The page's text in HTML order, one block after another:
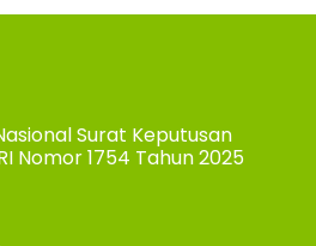
Surat Keputusan
Nomor 1754 Tahun 2025